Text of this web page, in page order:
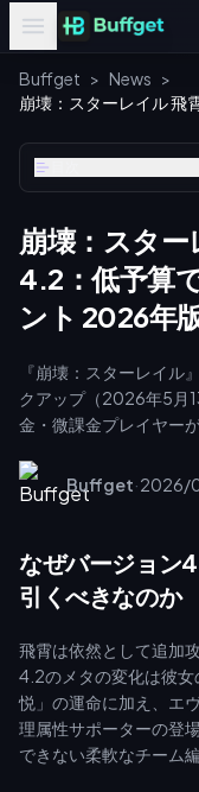
Buffget > News >
崩壊：スタ
4.2：低予算
ント 2026年
『崩壊：スターレイル
クアップ（2026年5月
金・微課金プレイヤー
理属性キャラと編成し
遺物は「風の如き勇者
のが理想です。
Buffget·2026/
なぜバージョン
引くべきなのか
飛霄は依然として追加
4.2のメタの変化は彼
悦」の運命に加え、エ
理属性サポーターの登
できない柔軟なチーム